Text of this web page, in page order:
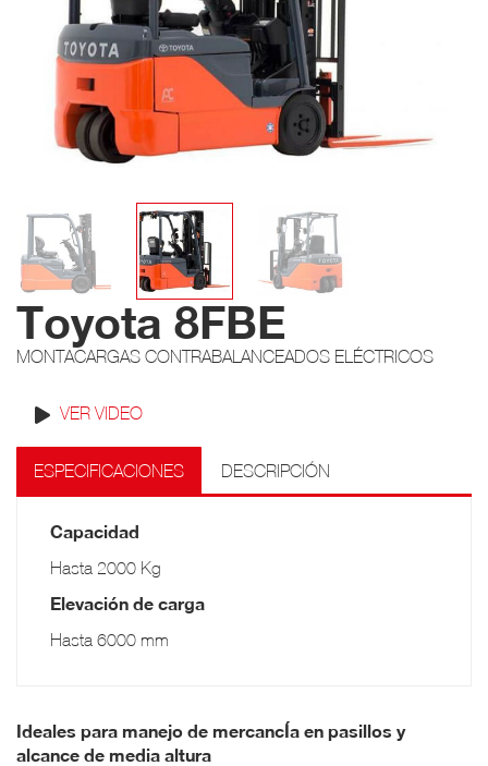
Toyota 8FBE
MONTACARGAS CONTRABALANCEADOS ELÉCTRICOS
VER VIDEO
ESPECIFICACIONES DESCRIPCIÓN
Capacidad
Hasta 2000 Kg
Elevación de carga
Hasta 6000 mm
Ideales para manejo de mercancÍa en pasillos y
alcance de media altura